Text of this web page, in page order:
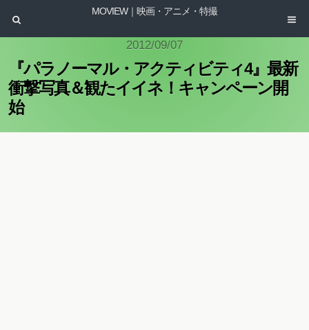
MOVIEW｜映画・アニメ・特撮
2012/09/07
『パラノーマル・アクティビティ4』最新
衝撃写真＆観たイイネ！キャンペーン開
始